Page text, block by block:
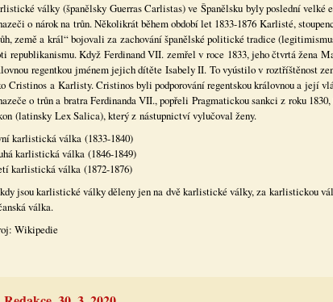
války (španělsky Guerras Carlistas) ve Španělsku byly poslední velké
o nárok na trůn. Několikrát během období let 1833-1876 Karlisté,
země a král“ bojovali za zachování španělské politické tradice
republikanismu. Když Ferdinand VII. zemřel v roce 1833, jeho čtvrtá žena
regentkou jménem jejich dítěte Isabely II. To vyústilo v roztříštěnost
Cristinos a Karlisty. Cristinos byli podporování regentskou královnou a její
o trůn a bratra Ferdinanda VII., popřeli Pragmatickou sankci z roku
(latinsky Lex Salica), který z nástupnictví vylučoval ženy.
karlistická válka (1833-1840)
karlistická válka (1846-1849)
karlistická válka (1872-1876)
jsou karlistické války děleny jen na dvě karlistické války, za karlistickou
válka.
Wikipedie